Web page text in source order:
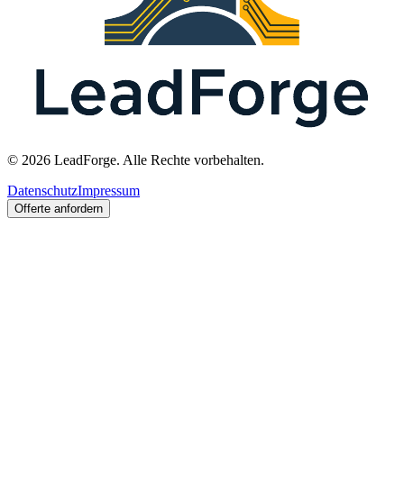
© 2026 LeadForge. Alle Rechte vorbehalten.
DatenschutzImpressum
Offerte anfordern